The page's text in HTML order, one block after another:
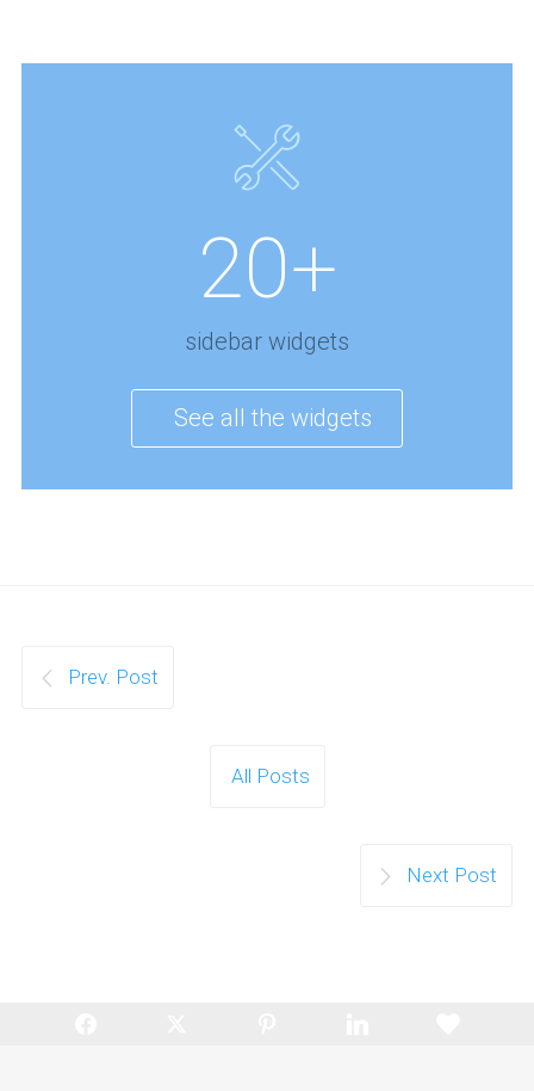
20+
sidebar widgets
See all the widgets
Prev. Post
All Posts
Next Post